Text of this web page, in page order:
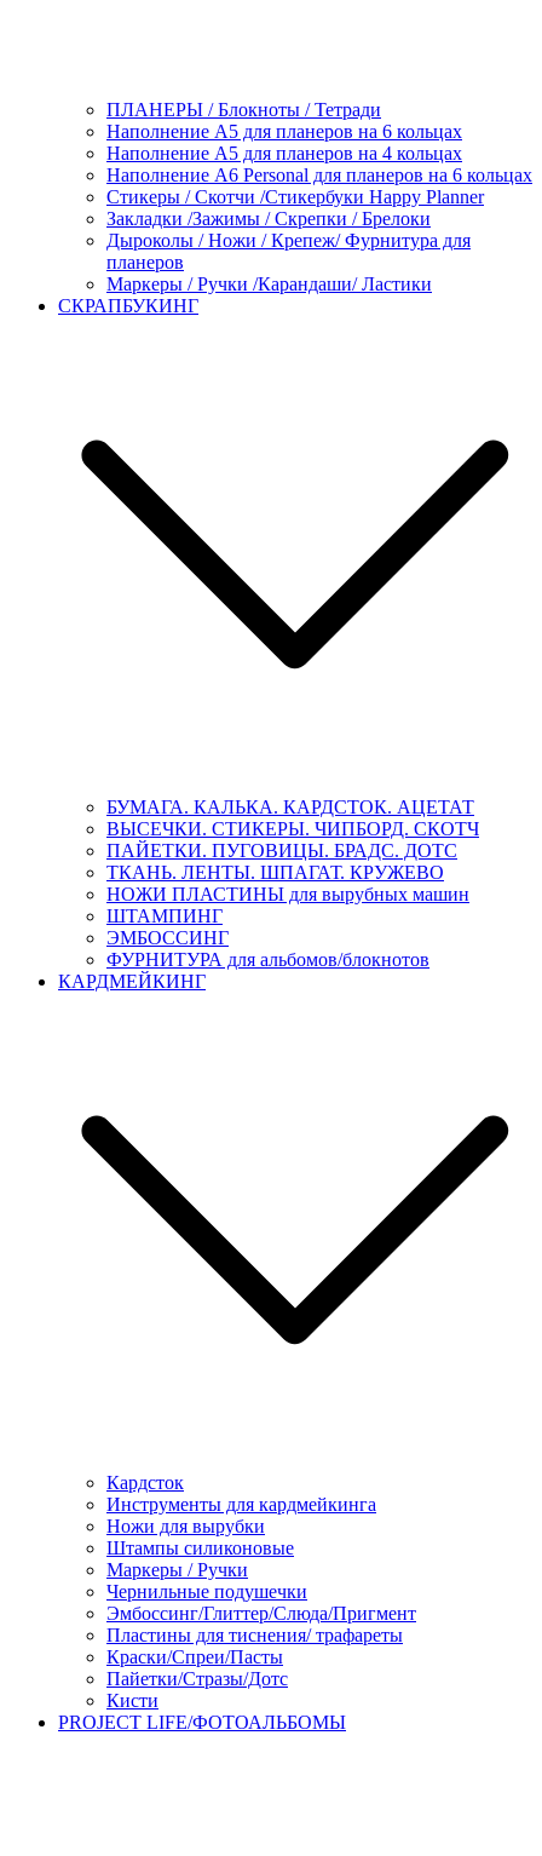
ПЛАНЕРЫ / Блокноты / Тетради
Наполнение А5 для планеров на 6 кольцах
Наполнение А5 для планеров на 4 кольцах
Наполнение А6 Personal для планеров на 6 кольцах
Стикеры / Скотчи /Стикербуки Happy Planner
Закладки /Зажимы / Скрепки / Брелоки
Дыроколы / Ножи / Крепеж/ Фурнитура для
планеров
Маркеры / Ручки /Карандаши/ Ластики
СКРАПБУКИНГ
БУМАГА. КАЛЬКА. КАРДСТОК. АЦЕТАТ
ВЫСЕЧКИ. СТИКЕРЫ. ЧИПБОРД. СКОТЧ
ПАЙЕТКИ. ПУГОВИЦЫ. БРАДС. ДОТС
ТКАНЬ. ЛЕНТЫ. ШПАГАТ. КРУЖЕВО
НОЖИ ПЛАСТИНЫ для вырубных машин
ШТАМПИНГ
ЭМБОССИНГ
ФУРНИТУРА для альбомов/блокнотов
КАРДМЕЙКИНГ
Кардсток
Инструменты для кардмейкинга
Ножи для вырубки
Штампы силиконовые
Маркеры / Ручки
Чернильные подушечки
Эмбоссинг/Глиттер/Слюда/Пригмент
Пластины для тиснения/ трафареты
Краски/Спреи/Пасты
Пайетки/Стразы/Дотс
Кисти
PROJECT LIFE/ФОТОАЛЬБОМЫ